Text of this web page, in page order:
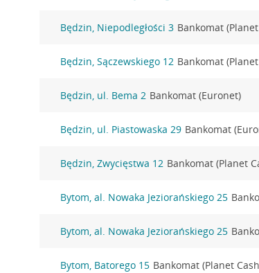
Będzin, Niepodległości 3 Bankomat
Będzin, Sączewskiego 12 Bankomat
Będzin, ul. Bema 2 Bankomat (Euronet)
Będzin, ul. Piastowaska 29 Bankomat
Będzin, Zwycięstwa 12 Bankomat (Planet
Bytom, al. Nowaka Jeziorańskiego 25
Bytom, al. Nowaka Jeziorańskiego 25
Bytom, Batorego 15 Bankomat (Planet